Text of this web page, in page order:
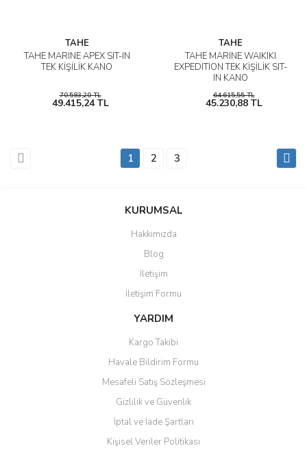
TAHE
TAHE MARINE APEX SIT-IN
TEK KİŞİLİK KANO
70.593,20 TL
49.415,24 TL
TAHE
TAHE MARINE WAIKIKI
EXPEDITION TEK KİŞİLİK SIT-
IN KANO
64.615,55 TL
45.230,88 TL
1 2 3
KURUMSAL
Hakkımızda
Blog
İletişim
İletişim Formu
YARDIM
Kargo Takibi
Havale Bildirim Formu
Mesafeli Satış Sözleşmesi
Gizlilik ve Güvenlik
İptal ve İade Şartları
Kişisel Veriler Politikası